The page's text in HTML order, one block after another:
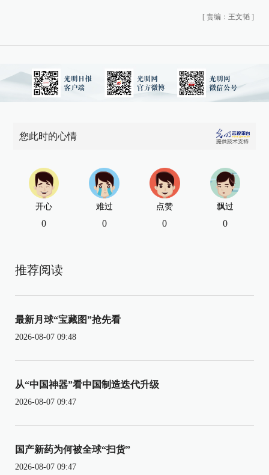
[ 责编：王文韬 ]
您此时的心情
开心
0
难过
0
点赞
0
飘过
0
推荐阅读
最新月球“宝藏图”抢先看
2026-08-07 09:48
从“中国神器”看中国制造迭代升级
2026-08-07 09:47
国产新药为何被全球“扫货”
2026-08-07 09:47